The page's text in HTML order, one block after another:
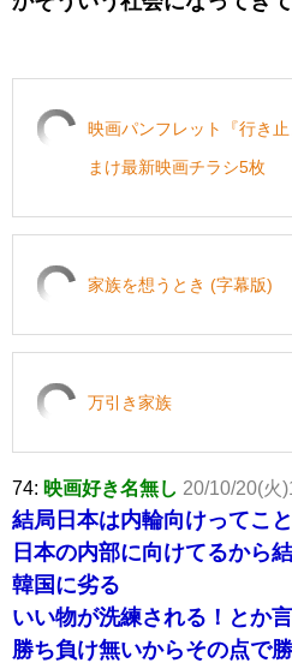
映画パンフレット『行き
まけ最新映画チラシ5枚
家族を想うとき (字幕版)
万引き家族
74: 映画好き名無し 20/10/20(火
結局日本は内輪向けってこ
日本の内部に向けてるから
韓国に劣る
いい物が洗練される！とか
勝ち負け無いからその点で